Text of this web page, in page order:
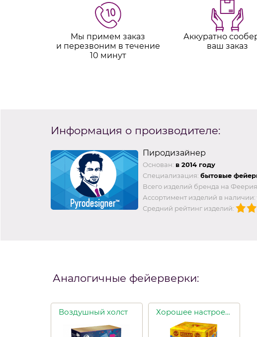
Мы примем заказ
и перезвоним в течение
10 минут
Аккуратно
ваш заказ
Информация о производителе:
Пиродизайнер
Основан: в 2014 году
Специализация: бытовые
Всего изделий бренда на
Ассортимент изделий в наличии:
Средний рейтинг изделий:
Аналогичные фейерверки:
Воздушный холст Хорошее настроение